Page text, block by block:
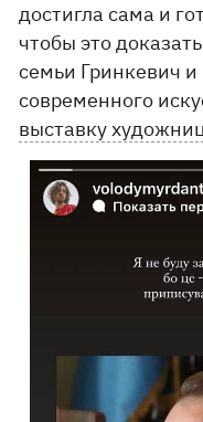
достигла сама и
чтобы это
семьи Гринкевич
современного
выставку